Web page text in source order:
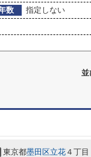
数
指定しない
並
東京都墨田区立花 ４丁目